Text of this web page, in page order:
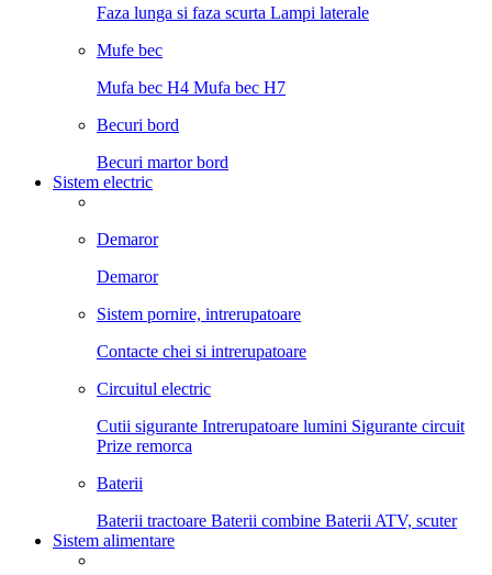
Faza lunga si faza scurta Lampi laterale
Mufe bec
Mufa bec H4 Mufa bec H7
Becuri bord
Becuri martor bord
Sistem electric
Demaror
Demaror
Sistem pornire, intrerupatoare
Contacte chei si intrerupatoare
Circuitul electric
Cutii sigurante Intrerupatoare lumini Sigurante circuit
Prize remorca
Baterii
Baterii tractoare Baterii combine Baterii ATV, scuter
Sistem alimentare